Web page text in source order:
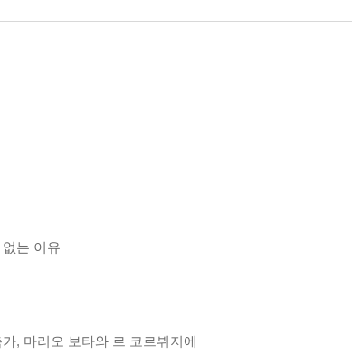
는 이유
, 마리오 보타와 르 코르뷔지에